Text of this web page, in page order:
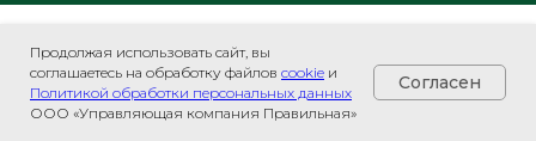
Продолжая использовать сайт, вы
соглашаетесь на обработку файлов cookie и
Политикой обработки персональных данных
ООО «Управляющая компания Правильная»
Согласен